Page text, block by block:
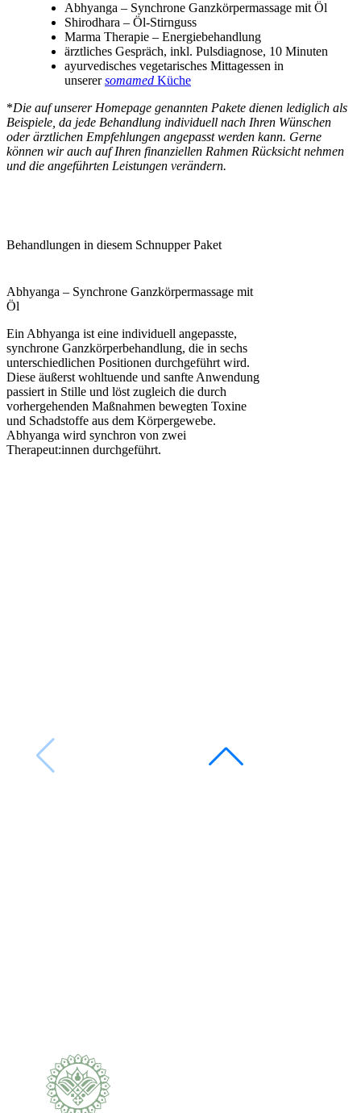
Abhyanga – Synchrone Ganzkörpermassage mit Öl
Shirodhara – Öl-Stirnguss
Marma Therapie – Energiebehandlung
ärztliches Gespräch, inkl. Pulsdiagnose, 10 Minuten
ayurvedisches vegetarisches Mittagessen in
unserersomamed Küche
*Die auf unserer Homepage genannten Pakete dienen lediglich als
Beispiele, da jede Behandlung individuell nach Ihren Wünschen
oder ärztlichen Empfehlungen angepasst werden kann. Gerne
können wir auch auf Ihren finanziellen Rahmen Rücksicht nehmen
und die angeführten Leistungen verändern.
Behandlungen in diesem Schnupper Paket
Abhyanga – Synchrone Ganzkörpermassage mit
Öl
Ein Abhyanga ist eine individuell angepasste,
synchrone Ganzkörperbehandlung, die in sechs
unterschiedlichen Positionen durchgeführt wird.
Diese äußerst wohltuende und sanfte Anwendung
passiert in Stille und löst zugleich die durch
vorhergehenden Maßnahmen bewegten Toxine
und Schadstoffe aus dem Körpergewebe.
Abhyanga wird synchron von zwei
Therapeut:innen durchgeführt.